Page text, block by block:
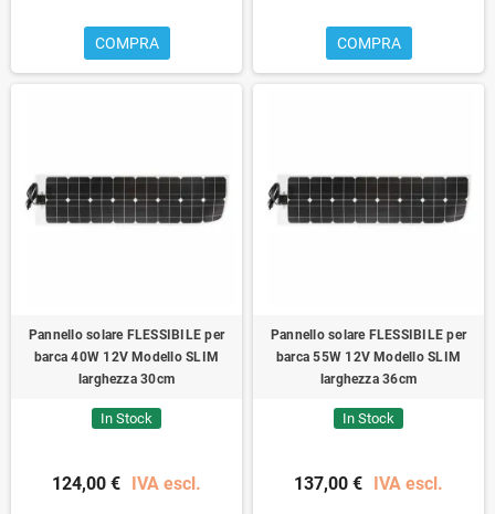
COMPRA COMPRA
Pannello solare FLESSIBILE per
barca 40W 12V Modello SLIM
larghezza 30cm
In Stock
124,00 € IVA escl.
Pannello solare FLESSIBILE per
barca 55W 12V Modello SLIM
larghezza 36cm
In Stock
137,00 € IVA escl.